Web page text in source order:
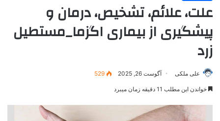
علت، علائم، تشخیص، درمان و
پیشگیری از بیماری اگزما_مستطیل
زرد
علی ملکی آگوست 26, 2025 529
خواندن این مطلب 11 دقیقه زمان میبرد